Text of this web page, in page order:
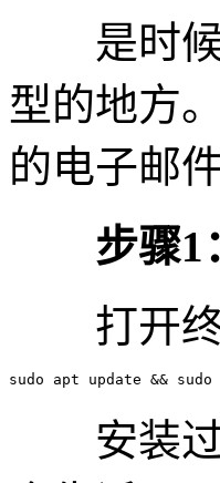
是时候
型的地方
的电子邮
步骤1
打开终
sudo apt update &&
安装过